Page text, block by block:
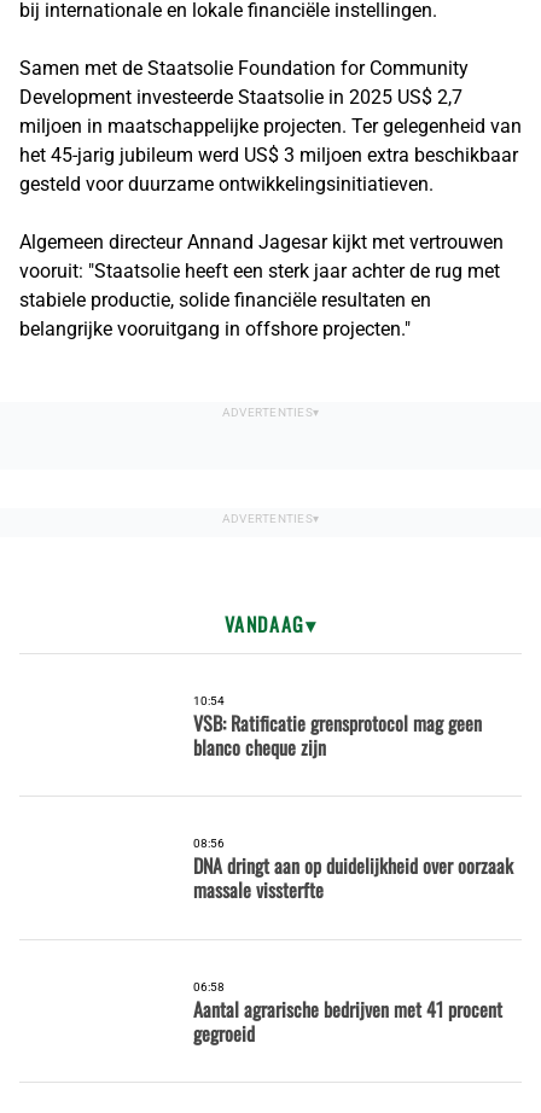
bij internationale en lokale financiële instellingen.
Samen met de Staatsolie Foundation for Community
Development investeerde Staatsolie in 2025 US$ 2,7
miljoen in maatschappelijke projecten. Ter gelegenheid van
het 45-jarig jubileum werd US$ 3 miljoen extra beschikbaar
gesteld voor duurzame ontwikkelingsinitiatieven.
Algemeen directeur Annand Jagesar kijkt met vertrouwen
vooruit: "Staatsolie heeft een sterk jaar achter de rug met
stabiele productie, solide financiële resultaten en
belangrijke vooruitgang in offshore projecten."
VANDAAG
10:54
VSB: Ratificatie grensprotocol mag geen
blanco cheque zijn
08:56
DNA dringt aan op duidelijkheid over oorzaak
massale vissterfte
06:58
Aantal agrarische bedrijven met 41 procent
gegroeid